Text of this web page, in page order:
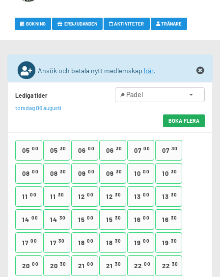
BOKNING ERBJUDANDEN AKTIVITETER TRÄNARE
Ansök och betala nytt medlemskap här.
Lediga tider
torsdag 06 augusti
Padel
BOKA FLERA
05 00 05 30 06 00 06 30 07 00 07 30
08 00 08 30 09 00 09 30 10 00 10 30
11 00 11 30 12 00 12 30 13 00 13 30
14 00 14 30 15 00 15 30 16 00 16 30
17 00 17 30 18 00 18 30 19 00 19 30
20 00 20 30 21 00 21 30 22 00 22 30